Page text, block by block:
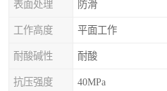
表面处理 防滑
工作高度 平面工作
耐酸碱性 耐酸
抗压强度 40MPa